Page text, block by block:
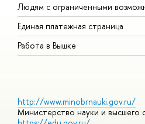
Людям с ограниченными
Единая платежная страница
Работа в Вышке
http://www.minobrnauki.gov.ru/
Министерство науки и высшего